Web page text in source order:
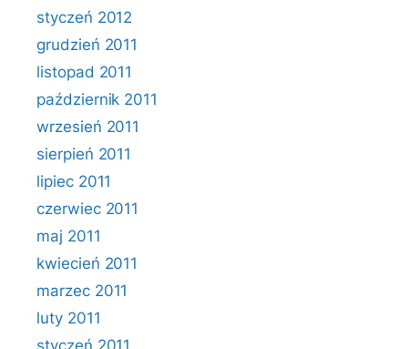
styczeń 2012
grudzień 2011
listopad 2011
październik 2011
wrzesień 2011
sierpień 2011
lipiec 2011
czerwiec 2011
maj 2011
kwiecień 2011
marzec 2011
luty 2011
styczeń 2011